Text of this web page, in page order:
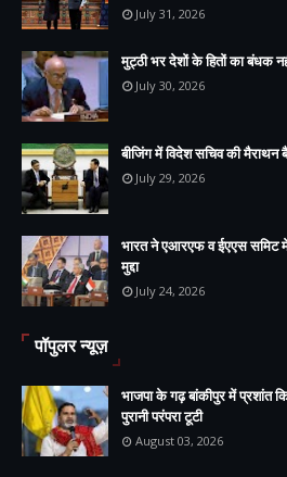
July 31, 2026
मुट्ठी भर देशों के हितों का बंधक
July 30, 2026
बीजिंग में विदेश सचिव की
July 29, 2026
भारत ने एआरएफ व ईएएस समिट
मुद्दा
July 24, 2026
पॉपुलर न्यूज़
भाजपा के गढ़ बांकीपुर में प्रशांत
पुरानी परंपरा टूटी
August 03, 2026